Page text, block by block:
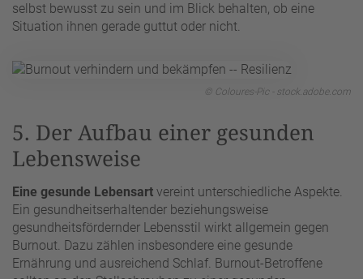
selbst bewusst zu sein und im Blick behalten, ob eine
Situation ihnen gerade guttut oder nicht.
© Coloures-Pic - stock.adobe.com
5. Der Aufbau einer gesunden
Lebensweise
Eine gesunde Lebensart vereint unterschiedliche Aspekte.
Ein gesundheitserhaltender beziehungsweise
gesundheitsfördernder Lebensstil wirkt allgemein gegen
Burnout. Dazu zählen insbesondere eine gesunde
Ernährung und ausreichend Schlaf. Burnout-Betroffene